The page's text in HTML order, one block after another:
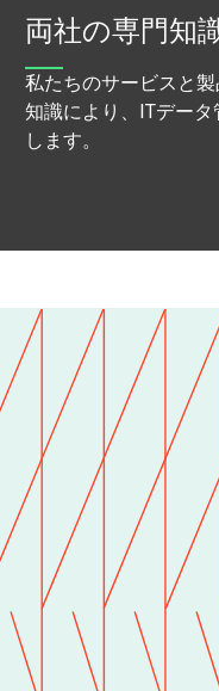
両社の専門知
私たちのサービスと
知識により、ITデー
します。